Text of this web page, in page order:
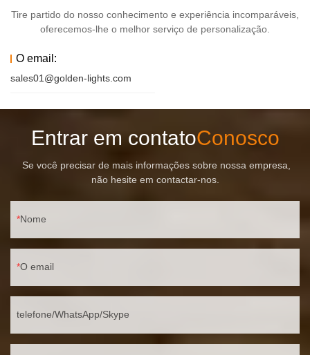
Tire partido do nosso conhecimento e experiência incomparáveis,
oferecemos-lhe o melhor serviço de personalização.
O email:
sales01@golden-lights.com
Entrar em contatoConosco
Se você precisar de mais informações sobre nossa empresa,
não hesite em contactar-nos.
Nome
O email
telefone/WhatsApp/Skype